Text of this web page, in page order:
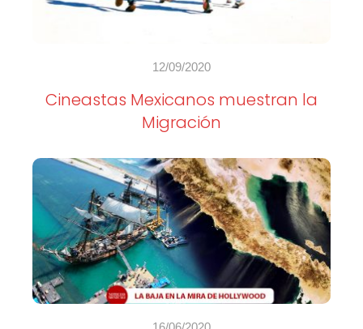
12/09/2020
Cineastas Mexicanos muestran la
Migración